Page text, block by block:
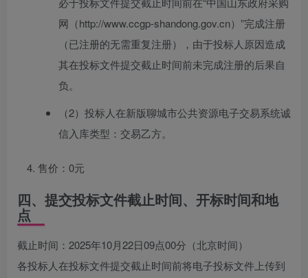
网（http://www.ccgp-shandong.gov.cn）”完成注册
（已注册的无需重复注册），由于投标人原因造成
其在投标文件提交截止时间前未完成注册的后果自
负。
（2）投标人在新版聊城市公共资源电子交易系统诚
信入库类型：交易乙方。
售价：0元
四、提交投标文件截止时间、开标时间和地
点
截止时间：2025年10月22日09点00分（北京时间）
各投标人在投标文件提交截止时间前将电子投标文件上传到